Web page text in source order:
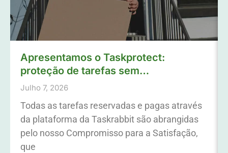
Apresentamos o Taskprotect:
proteção de tarefas sem
complicações
Julho 7, 2026
Todas as tarefas reservadas e pagas através
da plataforma da Taskrabbit são abrangidas
pelo nosso Compromisso para a Satisfação,
que